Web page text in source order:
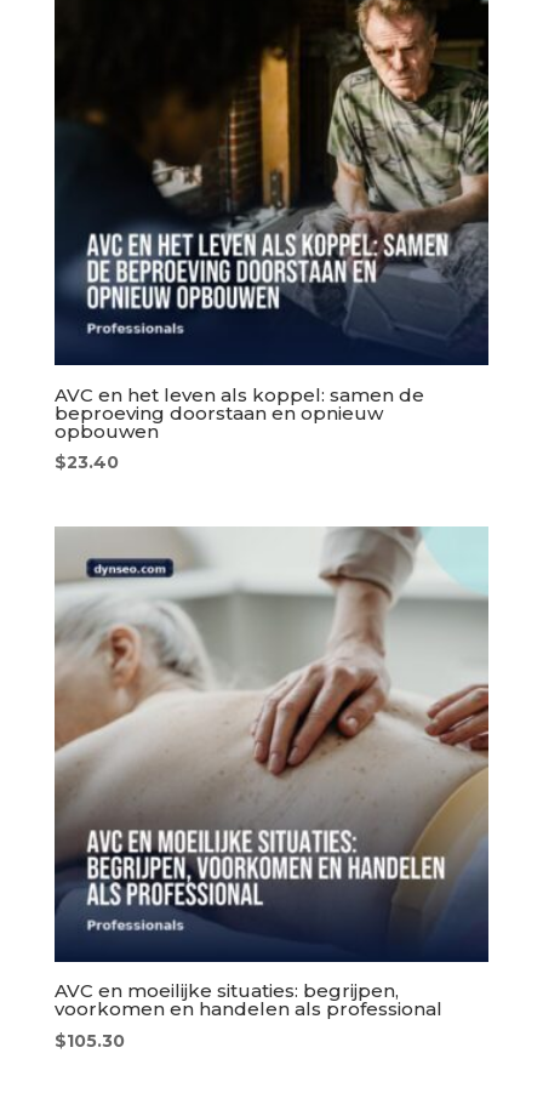
AVC en het leven als koppel: samen de
beproeving doorstaan en opnieuw
opbouwen
$23.40
AVC en moeilijke situaties: begrijpen,
voorkomen en handelen als professional
$105.30